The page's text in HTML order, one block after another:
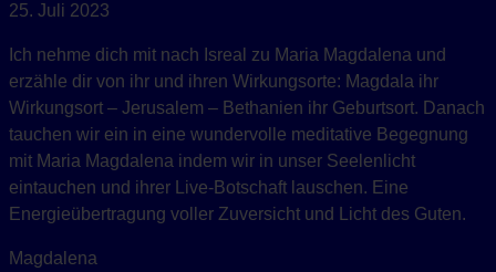
25. Juli 2023
Ich nehme dich mit nach Isreal zu Maria Magdalena und
erzähle dir von ihr und ihren Wirkungsorte: Magdala ihr
Wirkungsort – Jerusalem – Bethanien ihr Geburtsort. Danach
tauchen wir ein in eine wundervolle meditative Begegnung
mit Maria Magdalena indem wir in unser Seelenlicht
eintauchen und ihrer Live-Botschaft lauschen. Eine
Energieübertragung voller Zuversicht und Licht des Guten.
Magdalena